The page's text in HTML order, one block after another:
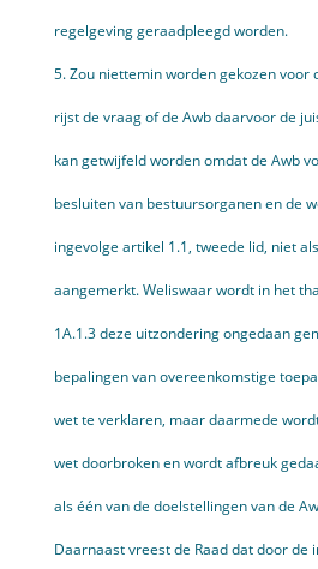
regelgeving geraadpleegd worden.
5. Zou niettemin worden gekozen
rijst de vraag of de Awb daarvoor de
kan getwijfeld worden omdat de Awb
besluiten van bestuursorganen en de
ingevolge artikel 1.1, tweede lid, niet
aangemerkt. Weliswaar wordt in het
1A.1.3 deze uitzondering ongedaan
bepalingen van overeenkomstige
wet te verklaren, maar daarmede
wet doorbroken en wordt afbreuk
als één van de doelstellingen van de
Daarnaast vreest de Raad dat door de